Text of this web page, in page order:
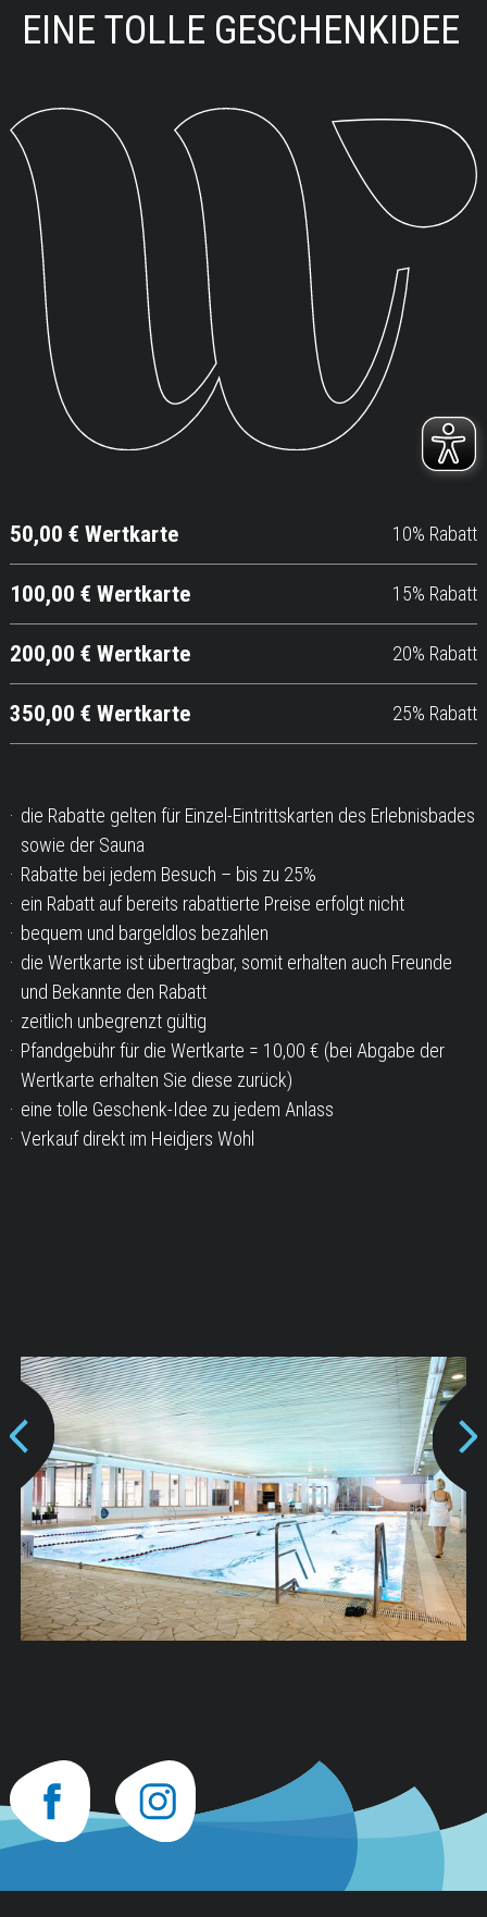
EINE TOLLE GESCHENKIDEE
50,00 € Wertkarte 10% Rabatt
100,00 € Wertkarte 15% Rabatt
200,00 € Wertkarte 20% Rabatt
350,00 € Wertkarte 25% Rabatt
die Rabatte gelten für Einzel-Eintrittskarten des Erlebnisbades
sowie der Sauna
Rabatte bei jedem Besuch – bis zu 25%
ein Rabatt auf bereits rabattierte Preise erfolgt nicht
bequem und bargeldlos bezahlen
die Wertkarte ist übertragbar, somit erhalten auch Freunde
und Bekannte den Rabatt
zeitlich unbegrenzt gültig
Pfandgebühr für die Wertkarte = 10,00 € (bei Abgabe der
Wertkarte erhalten Sie diese zurück)
eine tolle Geschenk-Idee zu jedem Anlass
Verkauf direkt im Heidjers Wohl